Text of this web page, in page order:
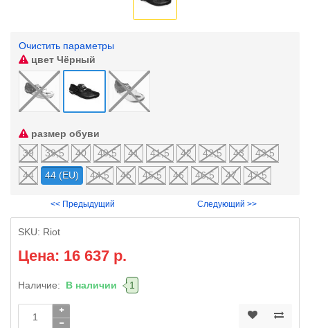
Очистить параметры
цвет Чёрный
размер обуви
39
39,5 40 40,5 41 41,5 42 42,5 43
43,5
44
44 (EU) 44,5 45 45,5 46 46,5 47 47,5
<< Предыдущий Следующий >>
SKU: Riot
Цена: 16 637 р.
Наличие: В наличии 1